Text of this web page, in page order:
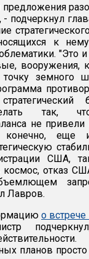
- подчеркнул
к
"Это
вооружения,
земного
так,
не
конечно, еще
США,
отказ
Лавров.
о
планов